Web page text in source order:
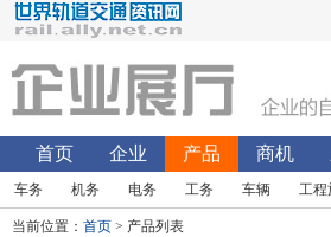
首页 企业 产品 商机
车务 机务 电务 工务 车辆 工程
当前位置： 首页 > 产品列表